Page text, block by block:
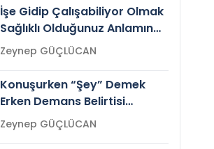
İşe Gidip Çalışabiliyor Olmak
Sağlıklı Olduğunuz Anlamına
Gelir mi?Zeynep GÜÇLÜCAN
Konuşurken “Şey” Demek
Erken Demans Belirtisi
Olabilir mi?Zeynep GÜÇLÜCAN